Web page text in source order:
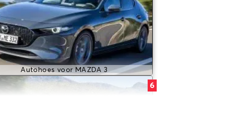
Autohoes voor MAZDA 3
6